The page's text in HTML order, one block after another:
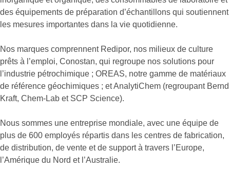
des équipements de préparation d’échantillons qui soutiennent
les mesures importantes dans la vie quotidienne.
Nos marques comprennent Redipor, nos milieux de culture
prêts à l’emploi, Conostan, qui regroupe nos solutions pour
l’industrie pétrochimique ; OREAS, notre gamme de matériaux
de référence géochimiques ; et AnalytiChem (regroupant Bernd
Kraft, Chem-Lab et SCP Science).
Nous sommes une entreprise mondiale, avec une équipe de
plus de 600 employés répartis dans les centres de fabrication,
de distribution, de vente et de support à travers l’Europe,
l’Amérique du Nord et l’Australie.